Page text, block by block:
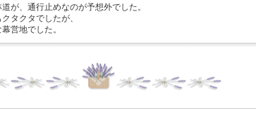
が、通行止めなのが予想外でした。
タクタでしたが、
営地でした。